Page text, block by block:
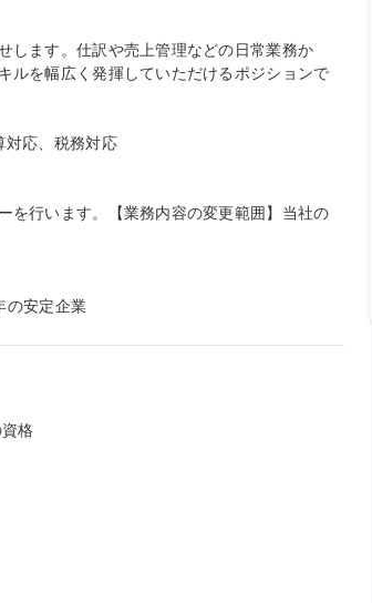
します。仕訳や売上管理などの日常業務か
ルを幅広く発揮していただけるポジションで
対応、税務対応
を行います。【業務内容の変更範囲】当社の
の安定企業
格